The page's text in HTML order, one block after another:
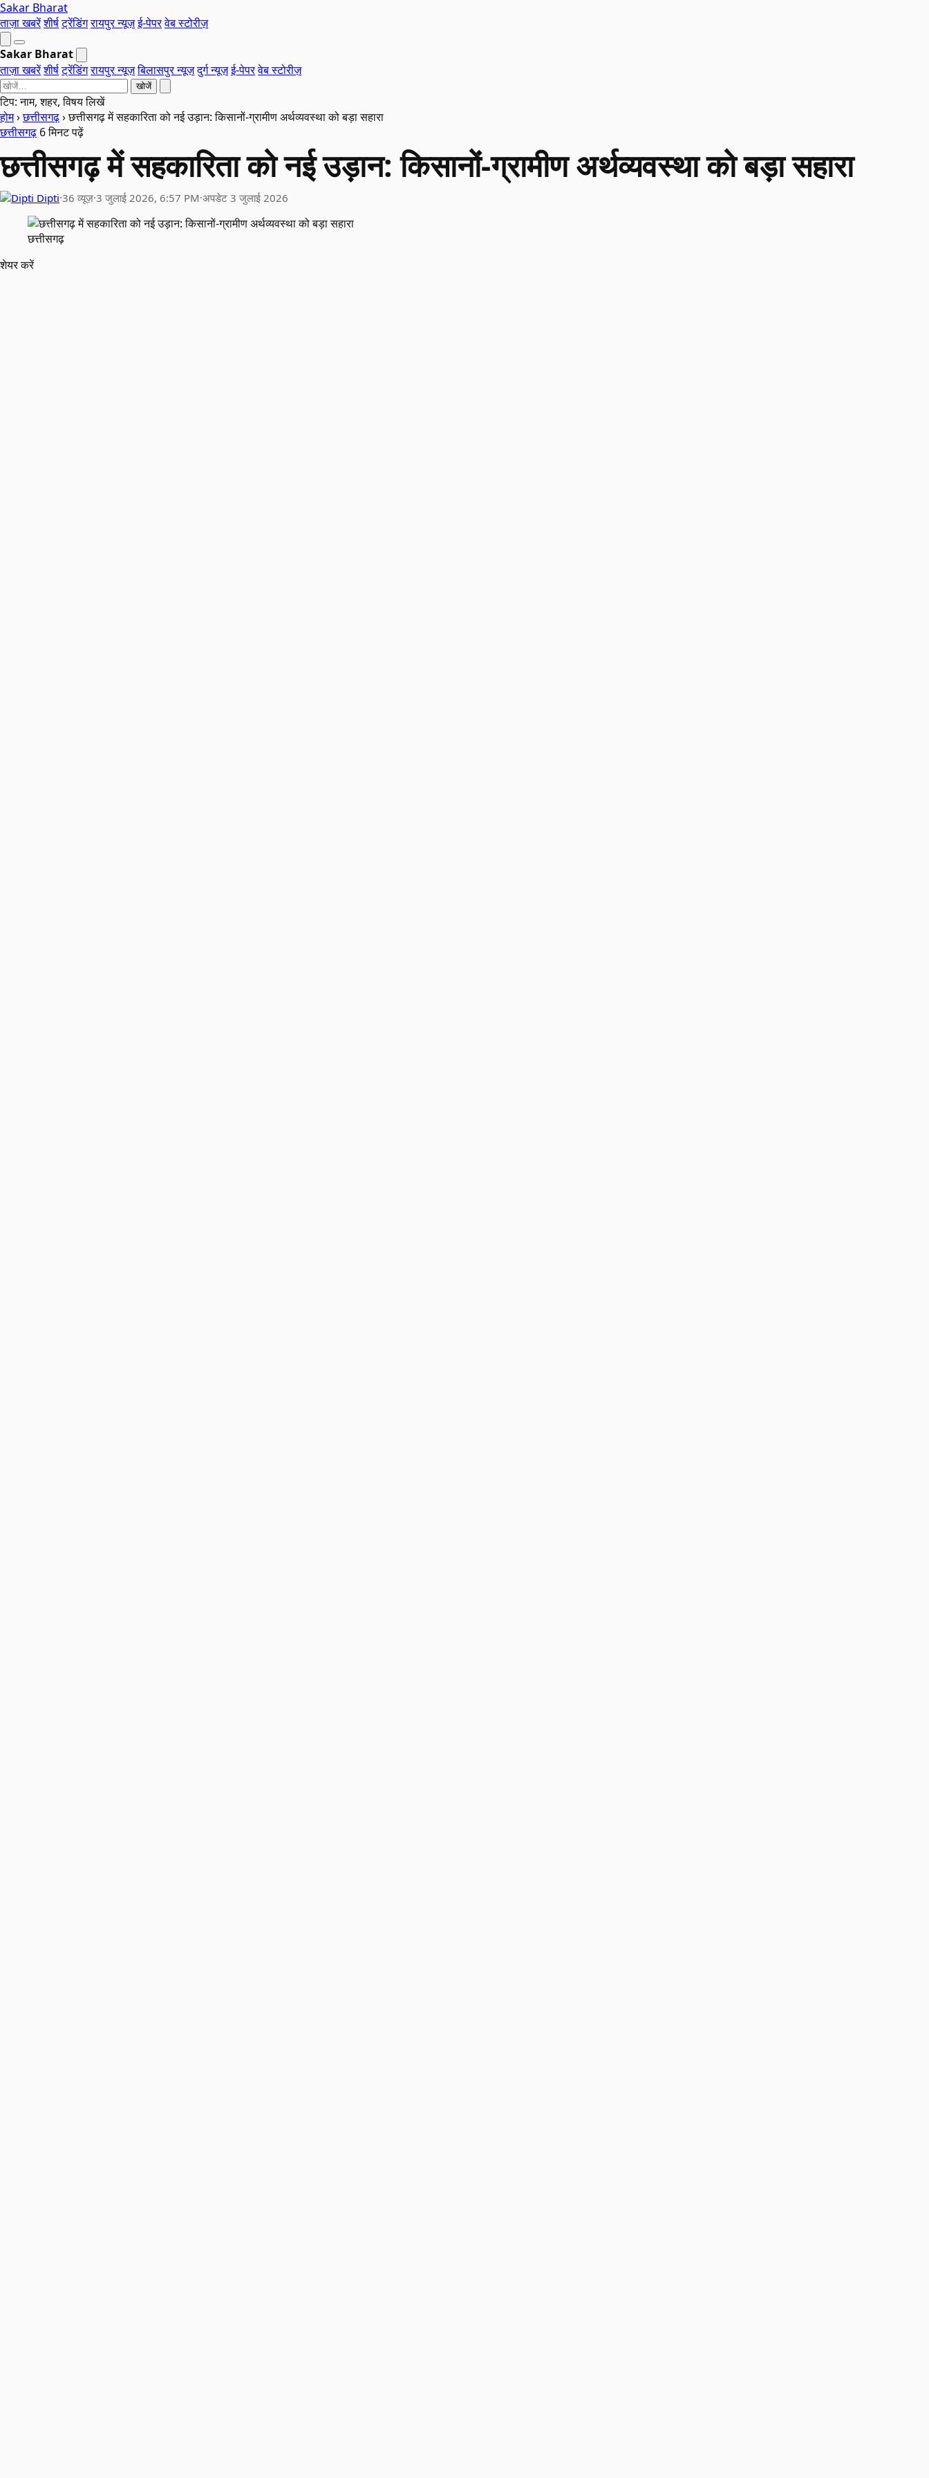
Sakar Bharat
ताज़ा खबरेंशीर्षट्रेंडिंगरायपुर न्यूज़ई-पेपरवेब स्टोरीज़
Sakar Bharat
ताज़ा खबरेंशीर्षट्रेंडिंगरायपुर न्यूज़बिलासपुर न्यूज़दुर्ग न्यूज़ई-पेपरवेब स्टोरीज़
खोजें
टिप: नाम, शहर, विषय लिखें
होम›छत्तीसगढ़›छत्तीसगढ़ में सहकारिता को नई उड़ान: किसानों-ग्रामीण अर्थव्यवस्था को बड़ा सहारा
छत्तीसगढ़ 6 मिनट पढ़ें
छत्तीसगढ़ में सहकारिता को नई उड़ान: किसानों-ग्रामीण अर्थव्यवस्था को बड़ा सहारा
Dipti·36 व्यूज़·3 जुलाई 2026, 6:57 PM·अपडेट 3 जुलाई 2026
छत्तीसगढ़
शेयर करें